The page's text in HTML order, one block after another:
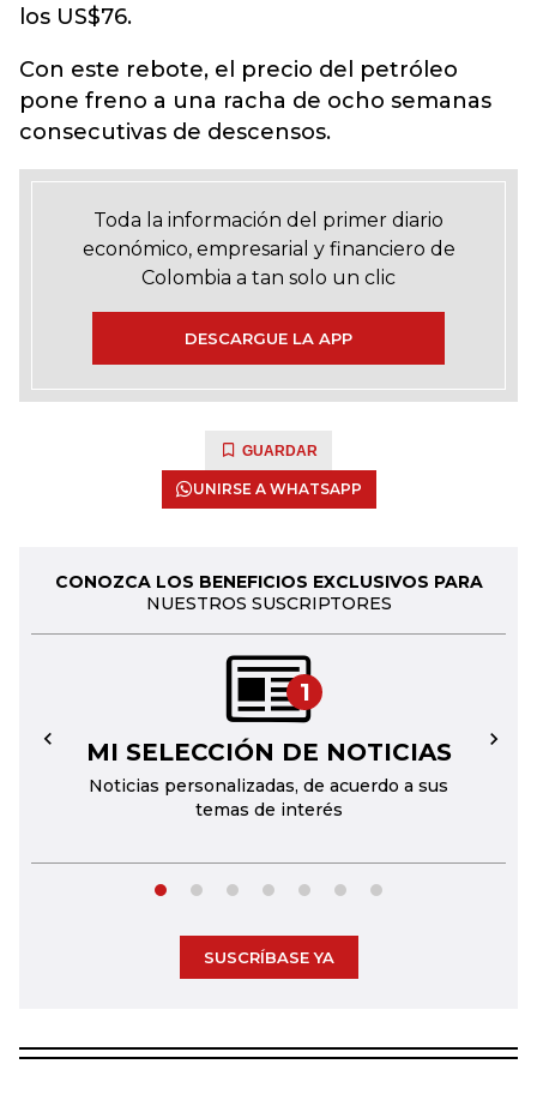
los US$76.
Con este rebote, el precio del petróleo
pone freno a una racha de ocho semanas
consecutivas de descensos.
Toda la información del primer diario
económico, empresarial y financiero de
Colombia a tan solo un clic
DESCARGUE LA APP
GUARDAR
UNIRSE A WHATSAPP
CONOZCA LOS BENEFICIOS EXCLUSIVOS PARA
NUESTROS SUSCRIPTORES
1
MI SELECCIÓN DE NOTICIAS
Noticias personalizadas, de acuerdo a sus
temas de interés
← →
SUSCRÍBASE YA